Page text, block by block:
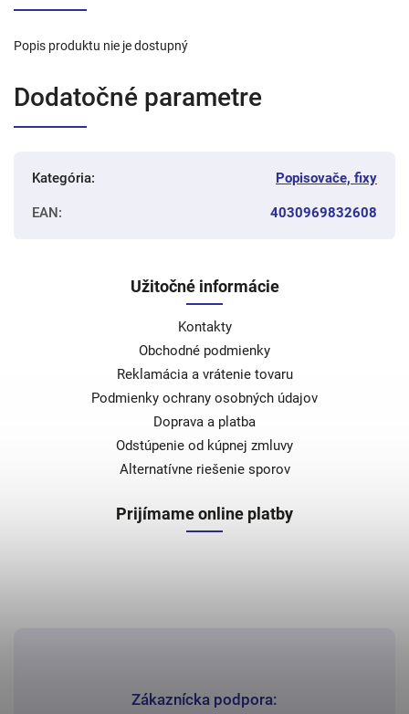
Popis produktu nie je dostupný
Dodatočné parametre
Kategória: Popisovače, fixy
EAN: 4030969832608
Zákaznícka podpora:
Užitočné informácie
Kontakty
Obchodné podmienky
Reklamácia a vrátenie tovaru
Podmienky ochrany osobných údajov
Doprava a platba
Odstúpenie od kúpnej zmluvy
Alternatívne riešenie sporov
Prijímame online platby